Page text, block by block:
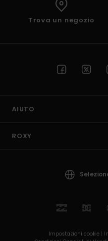
Trova un negozio
AIUTO
ROXY
Impostazioni cookie |